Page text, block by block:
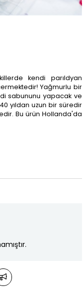
kendi parıldyan
Yağmurlu bir
sabununu yapacak ve
yıldan uzun bir süredir
Bu ürün Hollanda'da